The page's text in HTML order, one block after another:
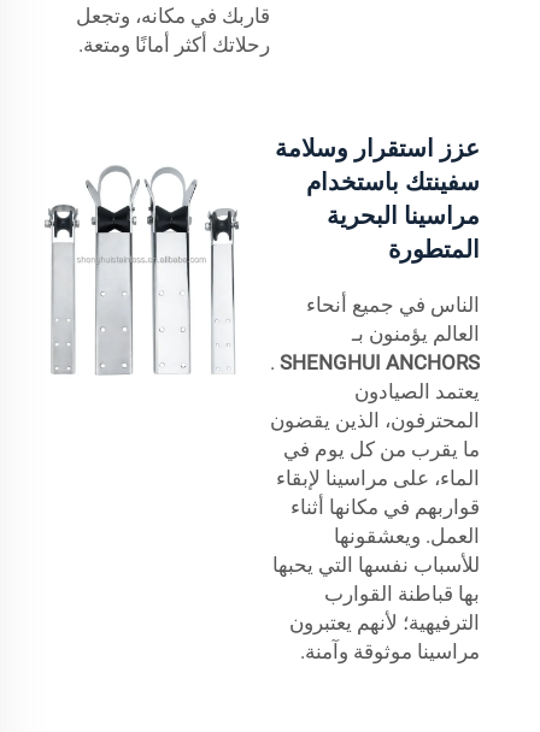
قاربك في مكانه، وتجعل
رحلاتك أكثر أمانًا ومتعة.
عزز استقرار وسلامة
سفينتك باستخدام
مراسينا البحرية
المتطورة
الناس في جميع أنحاء
العالم يؤمنون بـ
SHENGHUI ANCHORS
.
يعتمد الصيادون
المحترفون، الذين يقضون
ما يقرب من كل يوم في
الماء، على مراسينا لإبقاء
قواربهم في مكانها أثناء
العمل. ويعشقونها
للأسباب نفسها التي يحبها
بها قباطنة القوارب
الترفيهية؛ لأنهم يعتبرون
مراسينا موثوقة وآمنة.